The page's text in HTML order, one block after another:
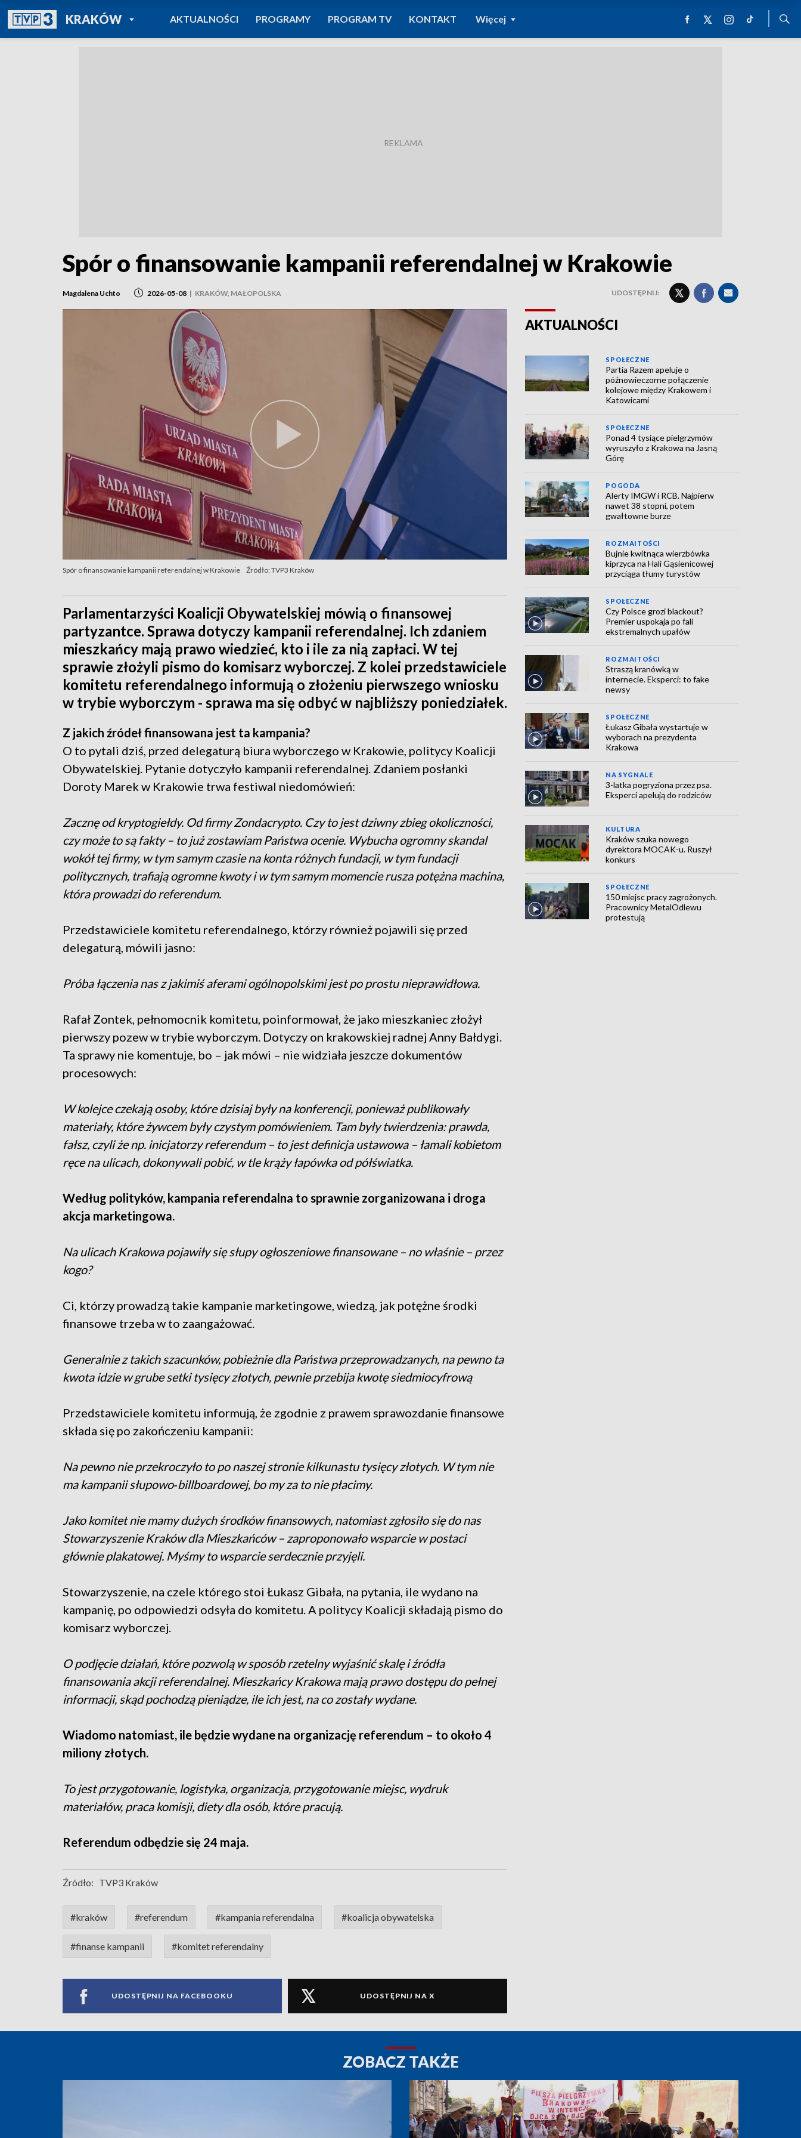
KRAKÓWPOWRÓT DO
TVP REGIONY
AKTUALNOŚCI PROGRAMY PROGRAM TV KONTAKT Więcej
Spór o finansowanie kampanii referendalnej w Krakowie
Magdalena Uchto 2026-05-08 | KRAKÓW, MAŁOPOLSKA UDOSTĘPNIJ:
Spór o finansowanie kampanii referendalnej w Krakowie Źródło: TVP3 Kraków
Parlamentarzyści Koalicji Obywatelskiej mówią o finansowej
partyzantce. Sprawa dotyczy kampanii referendalnej. Ich zdaniem
mieszkańcy mają prawo wiedzieć, kto i ile za nią zapłaci. W tej
sprawie złożyli pismo do komisarz wyborczej. Z kolei przedstawiciele
komitetu referendalnego informują o złożeniu pierwszego wniosku
w trybie wyborczym - sprawa ma się odbyć w najbliższy poniedziałek.
Z jakich źródeł finansowana jest ta kampania?
O to pytali dziś, przed delegaturą biura wyborczego w Krakowie, politycy Koalicji
Obywatelskiej. Pytanie dotyczyło kampanii referendalnej. Zdaniem posłanki
Doroty Marek w Krakowie trwa festiwal niedomówień:
Zacznę od kryptogiełdy. Od firmy Zondacrypto. Czy to jest dziwny zbieg okoliczności,
czy może to są fakty – to już zostawiam Państwa ocenie. Wybucha ogromny skandal
wokół tej firmy, w tym samym czasie na konta różnych fundacji, w tym fundacji
politycznych, trafiają ogromne kwoty i w tym samym momencie rusza potężna machina,
która prowadzi do referendum.
Przedstawiciele komitetu referendalnego, którzy również pojawili się przed
delegaturą, mówili jasno:
Próba łączenia nas z jakimiś aferami ogólnopolskimi jest po prostu nieprawidłowa.
Rafał Zontek, pełnomocnik komitetu, poinformował, że jako mieszkaniec złożył
pierwszy pozew w trybie wyborczym. Dotyczy on krakowskiej radnej Anny Bałdygi.
Ta sprawy nie komentuje, bo – jak mówi – nie widziała jeszcze dokumentów
procesowych:
W kolejce czekają osoby, które dzisiaj były na konferencji, ponieważ publikowały
materiały, które żywcem były czystym pomówieniem. Tam były twierdzenia: prawda,
fałsz, czyli że np. inicjatorzy referendum – to jest definicja ustawowa – łamali kobietom
ręce na ulicach, dokonywali pobić, w tle krąży łapówka od półświatka.
Według polityków, kampania referendalna to sprawnie zorganizowana i droga
akcja marketingowa.
Na ulicach Krakowa pojawiły się słupy ogłoszeniowe finansowane – no właśnie – przez
kogo?
Ci, którzy prowadzą takie kampanie marketingowe, wiedzą, jak potężne środki
finansowe trzeba w to zaangażować.
Generalnie z takich szacunków, pobieżnie dla Państwa przeprowadzanych, na pewno ta
kwota idzie w grube setki tysięcy złotych, pewnie przebija kwotę siedmiocyfrową
Przedstawiciele komitetu informują, że zgodnie z prawem sprawozdanie finansowe
składa się po zakończeniu kampanii:
Na pewno nie przekroczyło to po naszej stronie kilkunastu tysięcy złotych. W tym nie
ma kampanii słupowo‑billboardowej, bo my za to nie płacimy.
Jako komitet nie mamy dużych środków finansowych, natomiast zgłosiło się do nas
Stowarzyszenie Kraków dla Mieszkańców – zaproponowało wsparcie w postaci
głównie plakatowej. Myśmy to wsparcie serdecznie przyjęli.
Stowarzyszenie, na czele którego stoi Łukasz Gibała, na pytania, ile wydano na
kampanię, po odpowiedzi odsyła do komitetu. A politycy Koalicji składają pismo do
komisarz wyborczej.
O podjęcie działań, które pozwolą w sposób rzetelny wyjaśnić skalę i źródła
finansowania akcji referendalnej. Mieszkańcy Krakowa mają prawo dostępu do pełnej
informacji, skąd pochodzą pieniądze, ile ich jest, na co zostały wydane.
Wiadomo natomiast, ile będzie wydane na organizację referendum – to około 4
miliony złotych.
To jest przygotowanie, logistyka, organizacja, przygotowanie miejsc, wydruk
materiałów, praca komisji, diety dla osób, które pracują.
Referendum odbędzie się 24 maja.
Źródło: TVP3 Kraków
#kraków #referendum #kampania referendalna #koalicja obywatelska
#finanse kampanii #komitet referendalny
UDOSTĘPNIJ NA FACEBOOKU UDOSTĘPNIJ NA X
AKTUALNOŚCI
SPOŁECZNE
Partia Razem apeluje o
późnowieczorne połączenie
kolejowe między Krakowem i
Katowicami
SPOŁECZNE
Ponad 4 tysiące pielgrzymów
wyruszyło z Krakowa na Jasną
Górę
POGODA
Alerty IMGW i RCB. Najpierw
nawet 38 stopni, potem
gwałtowne burze
ROZMAITOŚCI
Bujnie kwitnąca wierzbówka
kiprzyca na Hali Gąsienicowej
przyciąga tłumy turystów
SPOŁECZNE
Czy Polsce grozi blackout?
Premier uspokaja po fali
ekstremalnych upałów
ROZMAITOŚCI
Straszą kranówką w
internecie. Eksperci: to fake
newsy
SPOŁECZNE
Łukasz Gibała wystartuje w
wyborach na prezydenta
Krakowa
NA SYGNALE
3-latka pogryziona przez psa.
Eksperci apelują do rodziców
KULTURA
Kraków szuka nowego
dyrektora MOCAK-u. Ruszył
konkurs
SPOŁECZNE
150 miejsc pracy zagrożonych.
Pracownicy MetalOdlewu
protestują
ZOBACZ TAKŻE